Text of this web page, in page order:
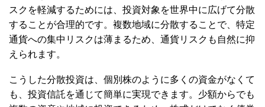
スクを軽減するためには、投資対象を世界中に広げて分散
することが合理的です。複数地域に分散することで、特定
通貨への集中リスクは薄まるため、通貨リスクも自然に抑
えられます。
こうした分散投資は、個別株のように多くの資金がなくて
も、投資信託を通じて簡単に実現できます。少額からでも